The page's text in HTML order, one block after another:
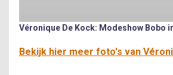
Véronique De Kock: Modeshow Bobo
Bekijk hier meer foto's van